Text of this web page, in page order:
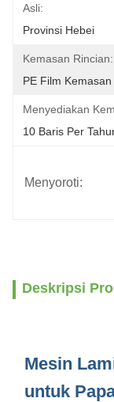
Asli:
Provinsi Hebei
Kemasan Rincian:
PE Film Kemasan
Menyediakan
10 Baris Per
Menyoroti:
Deskripsi
Mesin
untuk